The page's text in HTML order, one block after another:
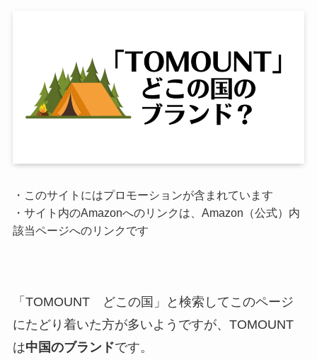
・このサイトにはプロモーションが含まれています
・サイト内のAmazonへのリンクは、Amazon（公式）内
該当ページへのリンクです
「TOMOUNT どこの国」と検索してこのページ
にたどり着いた方が多いようですが、TOMOUNT
は中国のブランドです。